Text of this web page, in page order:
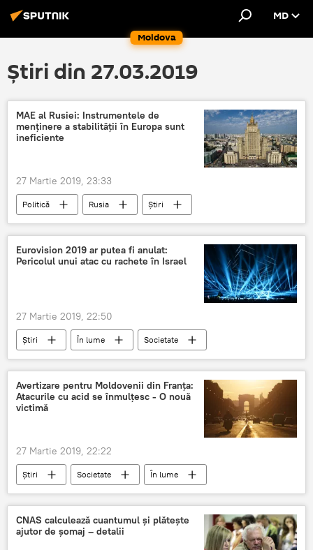
Moldova
MD
Știri din 27.03.2019
MAE al Rusiei: Instrumentele de
menținere a stabilității în Europa sunt
ineficiente
27 Martie 2019, 23:33
Politică Rusia
Știri
MAE al FR
stabilitate
Europa
Relații internaționale
Eurovision 2019 ar putea fi anulat:
Pericolul unui atac cu rachete în Israel
27 Martie 2019, 22:50
Știri În lume
Societate
anulat
pericol
rachete
Israel
Tel Aviv
Avertizare pentru Moldovenii din Franţa:
Atacurile cu acid se înmulţesc - O nouă
victimă
27 Martie 2019, 22:22
Știri Societate
În lume
Franta
Paris
Moldoveni
atac
victima
CNAS calculează cuantumul şi plăteşte
ajutor de şomaj – detalii